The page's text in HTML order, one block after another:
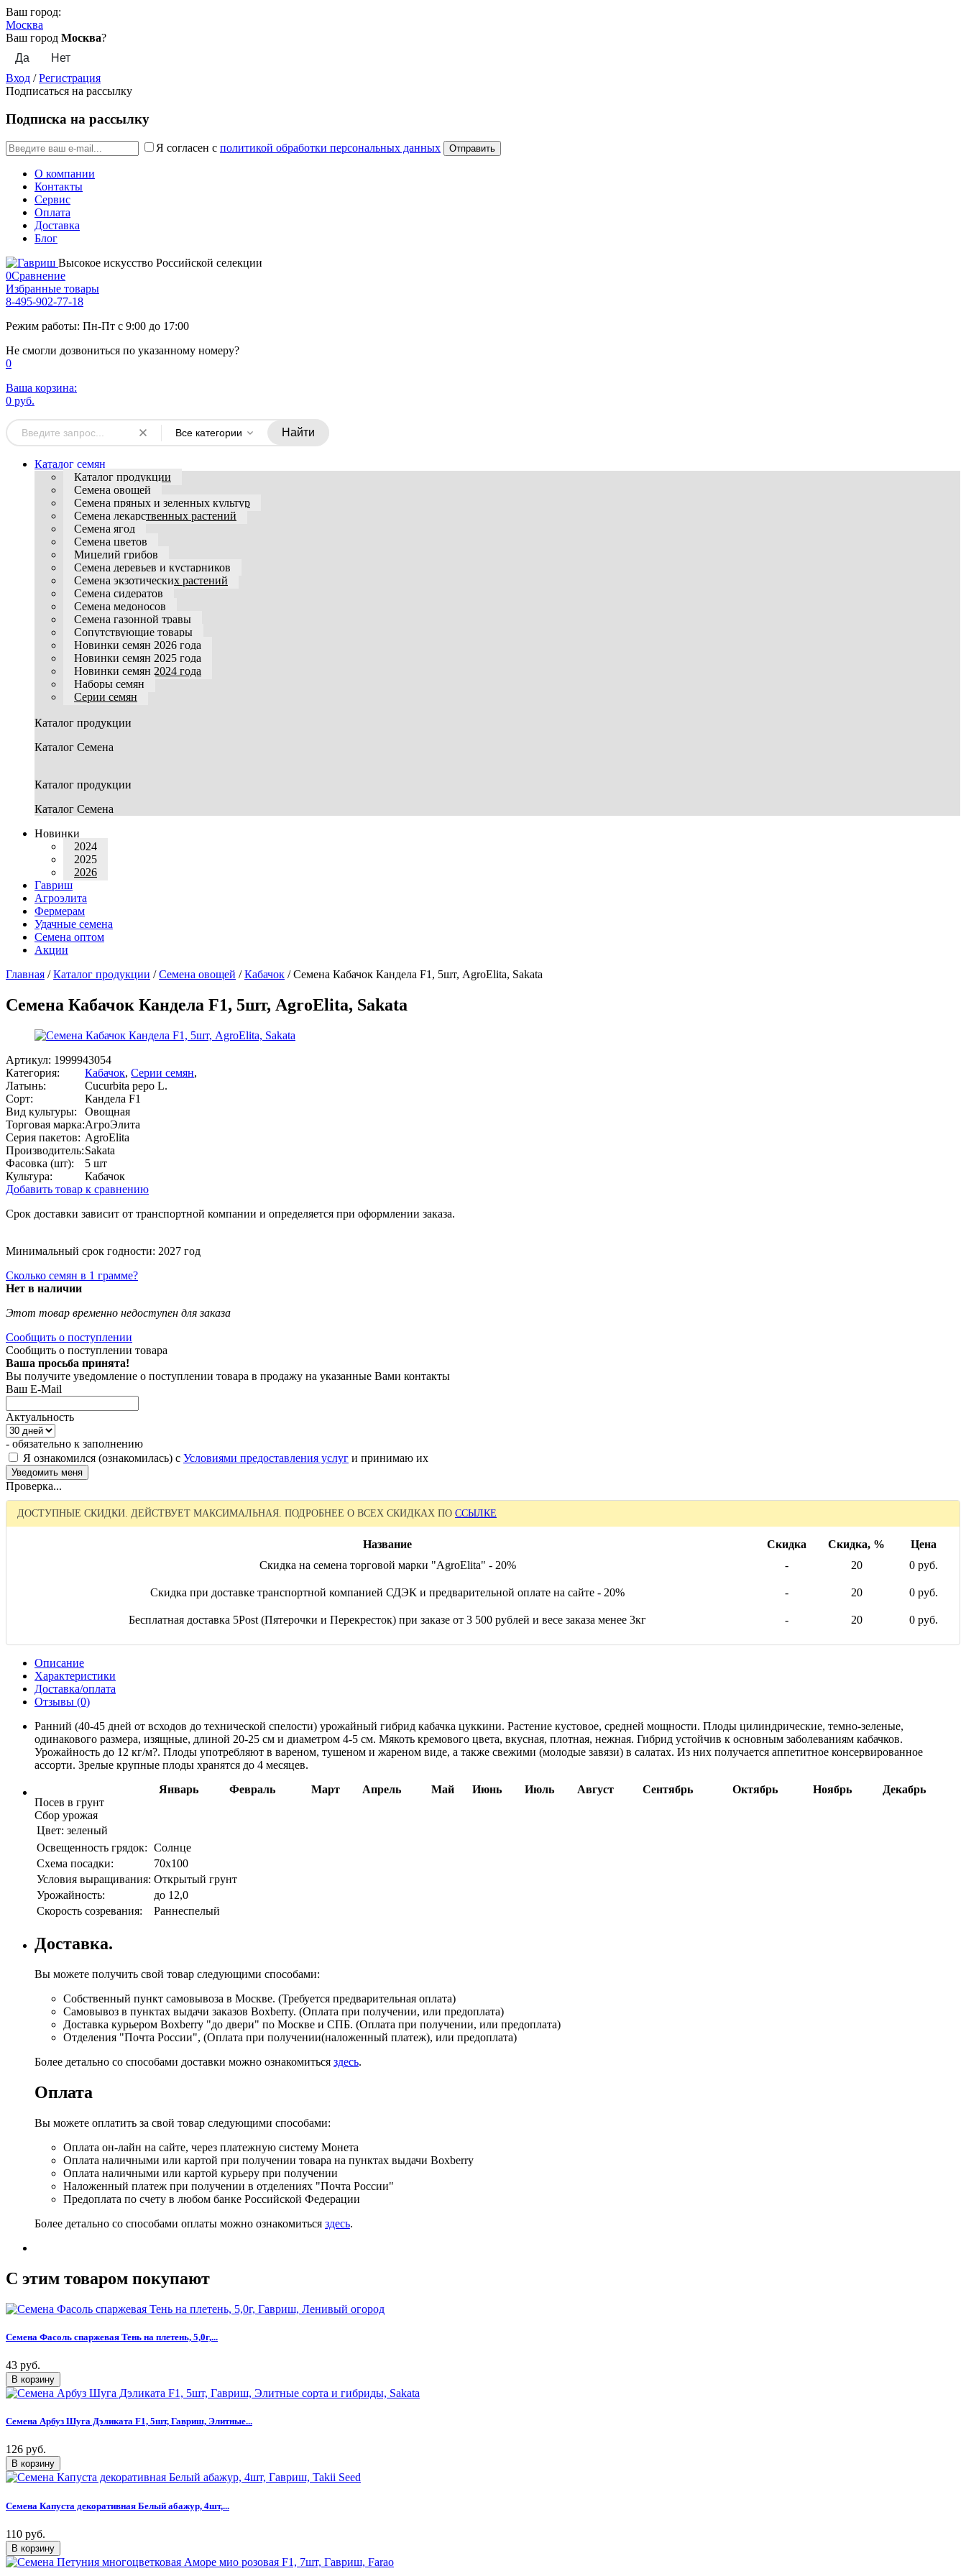
Ваш город:
Москва
Ваш город Москва?
Вход /Регистрация
Подписаться на рассылку
Подписка на рассылку
Я согласен с политикой обработки персональных данных
О компании
Контакты
Сервис
Оплата
Доставка
Блог
Высокое искусство Российской селекции
0Сравнение
Избранные товары
8-495-902-77-18
Режим работы: Пн-Пт с 9:00 до 17:00
Не смогли дозвониться по указанному номеру?
0
Ваша корзина:
0 руб.
Все категории Найти
Каталог семян
Каталог продукции
Семена овощей
Семена пряных и зеленных культур
Семена лекарственных растений
Семена ягод
Семена цветов
Мицелий грибов
Семена деревьев и кустарников
Семена экзотических растений
Семена сидератов
Семена медоносов
Семена газонной травы
Сопутствующие товары
Новинки семян 2026 года
Новинки семян 2025 года
Новинки семян 2024 года
Наборы семян
Серии семян
Каталог продукции
Каталог Семена
Каталог продукции
Каталог Семена
Новинки
2024
2025
2026
Гавриш
Агроэлита
Фермерам
Удачные семена
Семена оптом
Акции
Главная /Каталог продукции /Семена овощей /Кабачок /Семена Кабачок Кандела F1, 5шт, AgroElita, Sakata
Семена Кабачок Кандела F1, 5шт, AgroElita, Sakata
Артикул: 1999943054
Категория:
Кабачок, Серии семян,
Латынь:
Cucurbita pepo L.
Сорт:
Кандела F1
Вид культуры:
Овощная
Торговая марка:АгроЭлита
Серия пакетов: AgroElita
Производитель:Sakata
Фасовка (шт):
5 шт
Культура:
Кабачок
Добавить товар к сравнению
Срок доставки зависит от транспортной компании и определяется при оформлении заказа.
Минимальный срок годности: 2027 год
Сколько семян в 1 грамме?
Нет в наличии
Этот товар временно недоступен для заказа
Сообщить о поступлении
Сообщить о поступлении товара
Ваша просьба принята!
Вы получите уведомление о поступлении товара в продажу на указанные Вами контакты
Ваш E-Mail
Актуальность
- обязательно к заполнению
Я ознакомился (ознакомилась) с Условиями предоставления услуг и принимаю их
Проверка...
ДОСТУПНЫЕ СКИДКИ. ДЕЙСТВУЕТ МАКСИМАЛЬНАЯ. ПОДРОБНЕЕ О ВСЕХ СКИДКАХ ПО ССЫЛКЕ
Название Скидка Скидка, %
Цена
Скидка на семена торговой марки "AgroElita" - 20%
- 20 0 руб.
Скидка при доставке транспортной компанией СДЭК и предварительной оплате на сайте - 20% - 20 0 руб.
Бесплатная доставка 5Post (Пятерочки и Перекресток) при заказе от 3 500 рублей и весе заказа менее 3кг - 20 0 руб.
Описание
Характеристики
Доставка/оплата
Отзывы (0)
Ранний (40-45 дней от всходов до технической спелости) урожайный гибрид кабачка цуккини. Растение кустовое, средней мощности. Плоды цилиндрические, темно-зеленые,
одинакового размера, изящные, длиной 20-25 см и диаметром 4-5 см. Мякоть кремового цвета, вкусная, плотная, нежная. Гибрид устойчив к основным заболеваниям кабачков.
Урожайность до 12 кг/м?. Плоды употребляют в вареном, тушеном и жареном виде, а также свежими (молодые завязи) в салатах. Из них получается аппетитное консервированное
ассорти. Зрелые крупные плоды хранятся до 4 месяцев.
Январь
Февраль Март Апрель Май Июнь Июль Август Сентябрь Октябрь Ноябрь
Декабрь
Посев в грунт
Сбор урожая
Цвет: зеленый
Освещенность грядок: Солнце
Схема посадки:
70х100
Условия выращивания: Открытый грунт
Урожайность:
до 12,0
Скорость созревания:
Раннеспелый
Доставка.
Вы можете получить свой товар следующими способами:
Собственный пункт самовывоза в Москве. (Требуется предварительная оплата)
Самовывоз в пунктах выдачи заказов Boxberry. (Оплата при получении, или предоплата)
Доставка курьером Boxberry "до двери" по Москве и СПБ. (Оплата при получении, или предоплата)
Отделения "Почта России", (Оплата при получении(наложенный платеж), или предоплата)
Более детально со способами доставки можно ознакомиться здесь.
Оплата
Вы можете оплатить за свой товар следующими способами:
Оплата он-лайн на сайте, через платежную систему Монета
Оплата наличными или картой при получении товара на пунктах выдачи Boxberry
Оплата наличными или картой курьеру при получении
Наложенный платеж при получении в отделениях "Почта России"
Предоплата по счету в любом банке Российской Федерации
Более детально со способами оплаты можно ознакомиться здесь.
C этим товаром покупают
Семена Фасоль спаржевая Тень на плетень, 5,0г,...
43 руб.
Семена Арбуз Шуга Дэликата F1, 5шт, Гавриш, Элитные...
126 руб.
Семена Капуста декоративная Белый абажур, 4шт,...
110 руб.